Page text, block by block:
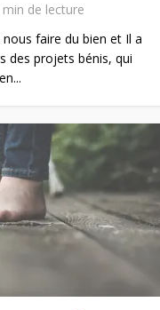
min de lecture
faire du bien et Il a
des projets bénis, qui